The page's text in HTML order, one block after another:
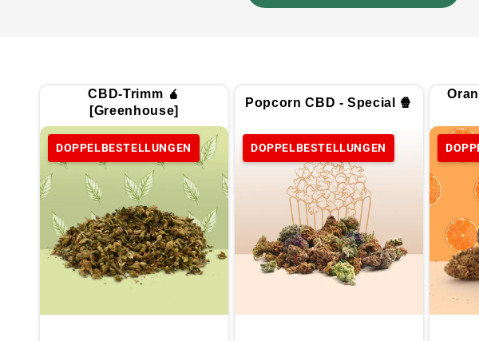
CBD-Trimm 🧉
[Greenhouse]
DOPPELBESTELLUNGEN
Popcorn CBD - Special 🍿
DOPPELBESTELLUNGEN